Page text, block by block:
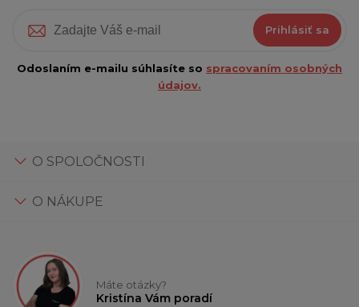
Prihlásiť sa
Odoslaním e-mailu súhlasíte so spracovaním osobných
údajov.
O SPOLOČNOSTI
O NÁKUPE
Máte otázky?
Kristína Vám poradí